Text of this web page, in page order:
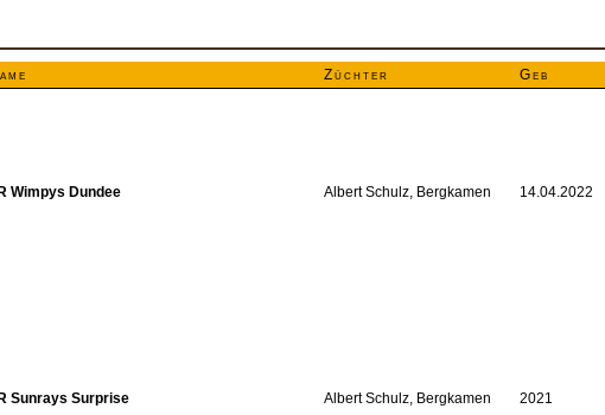
Züchter Geb
Wimpys Dundee Albert Schulz, Bergkamen 14.04.2022
Sunrays Surprise Albert Schulz, Bergkamen 2021